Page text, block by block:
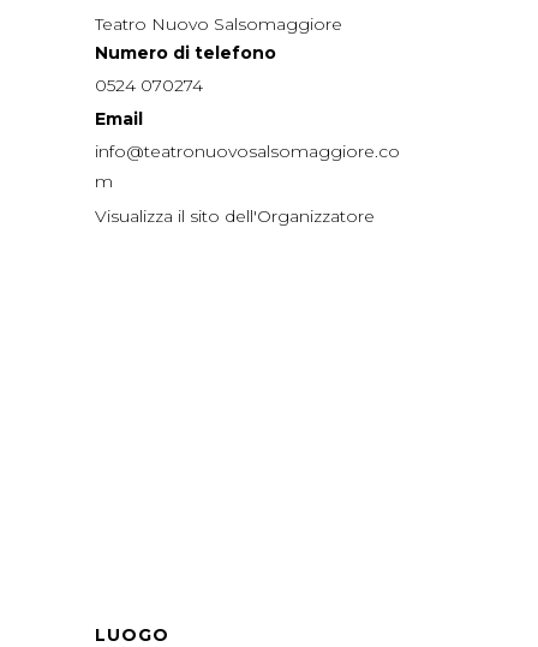
Teatro Nuovo Salsomaggiore
Numero di telefono
0524 070274
Email
info@teatronuovosalsomaggiore.co
m
Visualizza il sito dell'Organizzatore
LUOGO